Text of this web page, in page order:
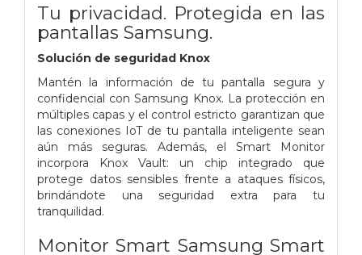
Tu privacidad. Protegida en las
pantallas Samsung.
Solución de seguridad Knox
Mantén la información de tu pantalla segura y
confidencial con Samsung Knox. La protección en
múltiples capas y el control estricto garantizan que
las conexiones IoT de tu pantalla inteligente sean
aún más seguras. Además, el Smart Monitor
incorpora Knox Vault: un chip integrado que
protege datos sensibles frente a ataques físicos,
brindándote una seguridad extra para tu
tranquilidad.
Monitor Smart Samsung Smart